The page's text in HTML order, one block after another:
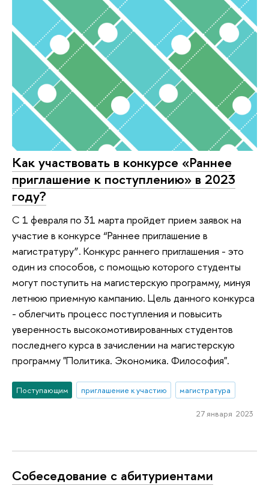
Как участвовать в конкурсе «Раннее
приглашение к поступлению» в 2023
году?
С 1 февраля по 31 марта пройдет прием заявок на
участие в конкурсе “Раннее приглашение в
магистратуру”. Конкурс раннего приглашения - это
один из способов, с помощью которого студенты
могут поступить на магистерскую программу, минуя
летнюю приемную кампанию. Цель данного конкурса
- облегчить процесс поступления и повысить
уверенность высокомотивированных студентов
последнего курса в зачислении на магистерскую
программу "Политика. Экономика. Философия".
Поступающим приглашение к участию магистратура
27 января 2023
Собеседование с абитуриентами